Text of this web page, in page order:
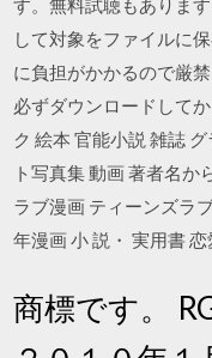
して対象をファイルに
に負担がかかるので厳
必ずダウンロードして
ク 絵本 官能小説 雑誌
ト写真集 動画 著者名か
ラブ漫画 ティーンズラ
年漫画 小 説・ 実用書 恋
商標です。